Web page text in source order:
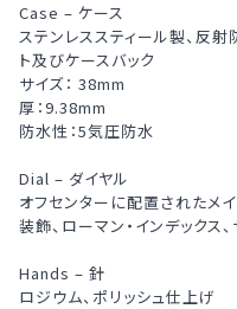
Case – ケース
ステンレススティール製、反
ト及びケースバック
サイズ： 38mm
厚：9.38mm
防水性：5気圧防水
Dial – ダイヤル
オフセンターに配置されたメイ
装飾、ローマン・インデックス
Hands – 針
ロジウム、ポリッシュ仕上げ